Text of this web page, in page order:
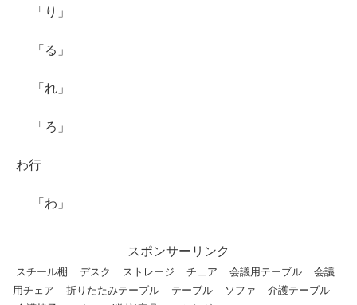
「り」
「る」
「れ」
「ろ」
わ行
「わ」
スポンサーリンク
スチール棚 デスク ストレージ チェア 会議用テーブル
会議
用チェア
折りたたみテーブル テーブル ソファ
介護テーブル